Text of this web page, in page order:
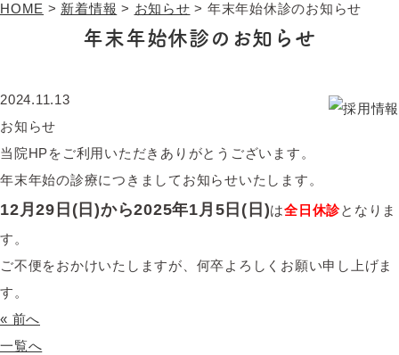
HOME > 新着情報 > お知らせ > 年末年始休診のお知らせ
年末年始休診のお知らせ
2024.11.13
お知らせ
当院HPをご利用いただきありがとうございます。
年末年始の診療につきましてお知らせいたします。
12月29日(日)から2025年1月5日(日)は全日休診となりま
す。
ご不便をおかけいたしますが、何卒よろしくお願い申し上げま
す。
« 前へ
一覧へ